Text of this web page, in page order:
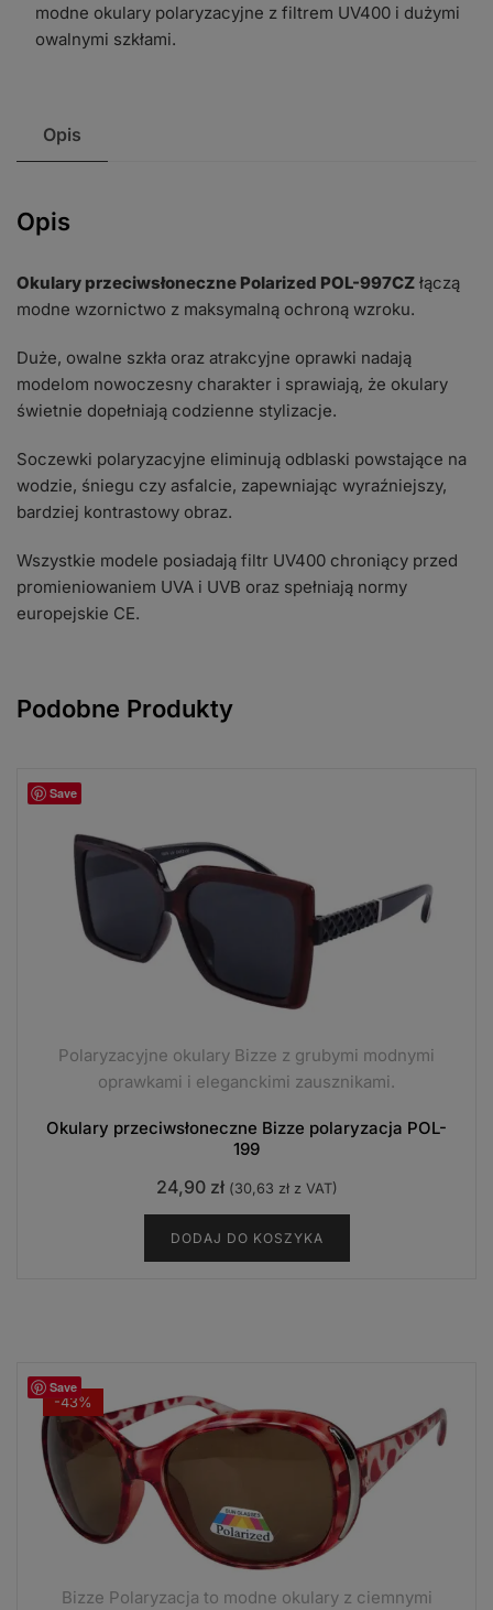
modne okulary polaryzacyjne z filtrem UV400 i dużymi
owalnymi szkłami.
Opis
Opis
Okulary przeciwsłoneczne Polarized POL-997CZ łączą
modne wzornictwo z maksymalną ochroną wzroku.
Duże, owalne szkła oraz atrakcyjne oprawki nadają
modelom nowoczesny charakter i sprawiają, że okulary
świetnie dopełniają codzienne stylizacje.
Soczewki polaryzacyjne eliminują odblaski powstające na
wodzie, śniegu czy asfalcie, zapewniając wyraźniejszy,
bardziej kontrastowy obraz.
Wszystkie modele posiadają filtr UV400 chroniący przed
promieniowaniem UVA i UVB oraz spełniają normy
europejskie CE.
Podobne Produkty
Save
Polaryzacyjne okulary Bizze z grubymi modnymi
oprawkami i eleganckimi zausznikami.
Okulary przeciwsłoneczne Bizze polaryzacja POL-
199
24,90 zł (30,63 złz VAT)
DODAJ DO KOSZYKA
Save
-43%
Bizze Polaryzacja to modne okulary z ciemnymi